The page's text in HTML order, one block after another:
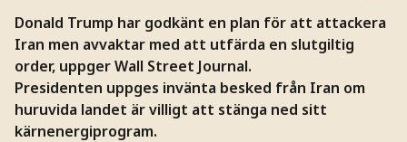
Donald Trump har godkänt en plan för att attackera
Iran men avvaktar med att utfärda en slutgiltig
order, uppger Wall Street Journal.
Presidenten uppges invänta besked från Iran om
huruvida landet är villigt att stänga ned sitt
kärnenergiprogram.